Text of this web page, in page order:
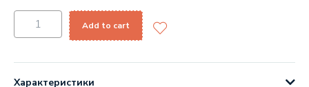
Add to cart
Характеристики